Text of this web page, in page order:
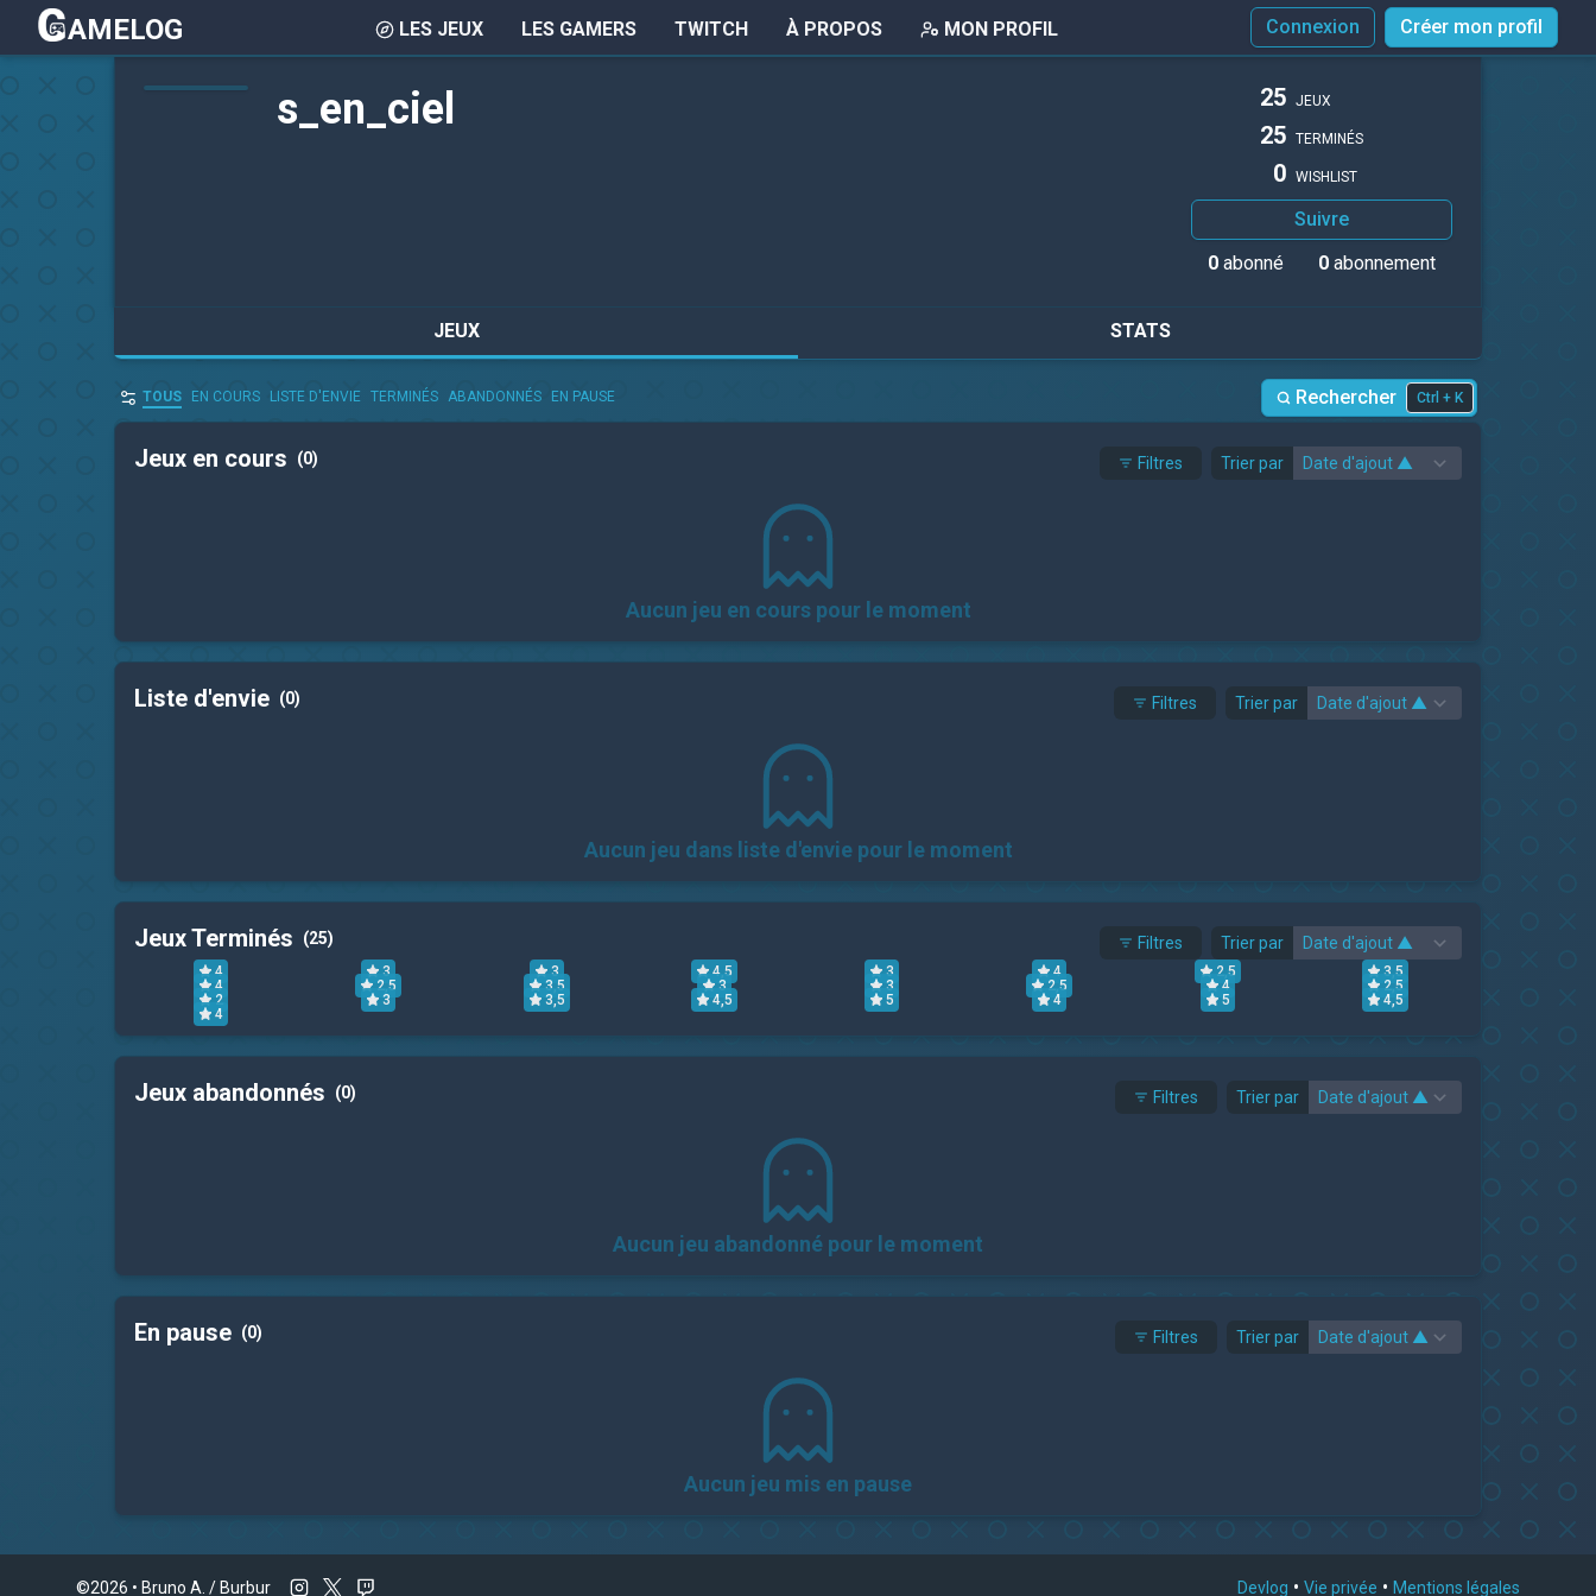
AMELOG LES JEUX LES GAMERS TWITCH À PROPOS MON PROFIL Connexion Créer mon profil
s_en_ciel 25 JEUX
25 TERMINÉS
0 WISHLIST
Suivre
0abonné 0abonnement
JEUX STATS
TOUS EN COURS LISTE D'ENVIE TERMINÉS ABANDONNÉS EN PAUSE Rechercher Ctrl + K
Jeux en cours (0) Filtres Trier par
Aucun jeu en cours pour le moment
Liste d'envie (0) Filtres Trier par
Aucun jeu dans liste d'envie pour le moment
Jeux Terminés (25) Filtres Trier par
4 3 3 4,5 3 4 2,5
3,5
4
2,5 3,5 3 3 2,5 4
2,5
2
3 3,5 4,5 5 4 5
4,5
4
Jeux abandonnés (0) Filtres Trier par
Aucun jeu abandonné pour le moment
En pause (0) Filtres Trier par
Aucun jeu mis en pause
©2026 • Bruno A. / Burbur Devlog • Vie privée • Mentions légales